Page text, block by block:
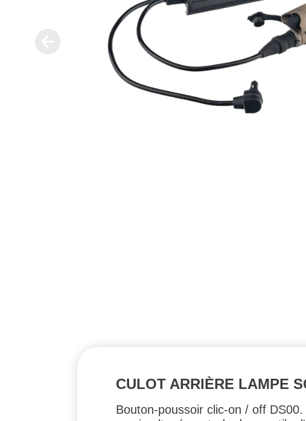
CULOT ARRIÈRE LAMPE
Bouton-poussoir clic-on / off